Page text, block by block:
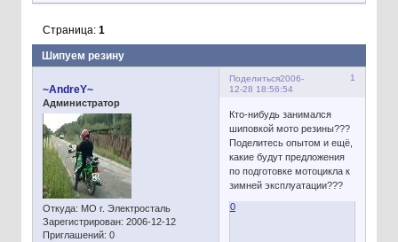
Шипуем резину
Страница: 1
Поделиться 1
2006-
12-28 18:56:54
~AndreY~
Администратор
Откуда: МО г. Электросталь
Зарегистрирован: 2006-12-12
Приглашений: 0
Кто-нибудь занимался
шиповкой мото резины???
Поделитесь опытом и ещё,
какие будут предложения
по подготовке мотоцикла к
зимней эксплуатации???
0